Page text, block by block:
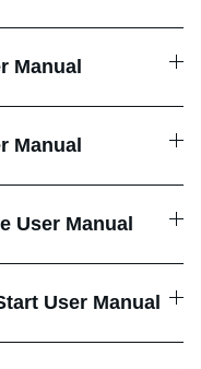
Manual
Manual
User Manual
User Manual